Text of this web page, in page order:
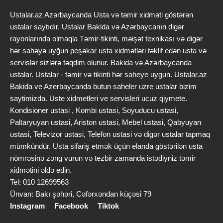
Ustalar.az Azərbaycanda Usta və təmir xidməti göstərən
ustalar saytıdır. Ustalar Bakida və Azərbaycanın digər
rayonlarında olmaqla Təmir-tikinti, məişət texnikası və digər
hər sahəyə uyğun peşəkar usta xidmətləri təklif edən usta və
servislər sizlərə təqdim olunur. Bakida və Azərbaycanda
ustalar. Ustalar - təmir və tikinti hər saheye uygun. Ustalar.az
Bakida ve Azerbaycanda butun saheler uzre ustalar bizim
saytimizda. Uste xidmetleri ve servisleri ucuz qiymete.
Kondisioner ustasi , Kombi ustasi, Soyuducu ustasi,
Paltaryuyan ustasi, Ariston ustasi, Mebel ustasi, Qabyuyan
ustasi, Televizor ustasi, Telefon ustasi və digər ustalar tapmaq
mümkündür. Usta sifariş etmək üçün elanda göstərilən usta
nömrəsinə zəng vurun və tezbir zamanda istədiyniz təmir
xidmətini əldə edin.
Tel: 010 12699563
Ünvan: Bakı şəhəri, Cəfərxəndan küçəsi 79
Instagram
Facebook Tiktok